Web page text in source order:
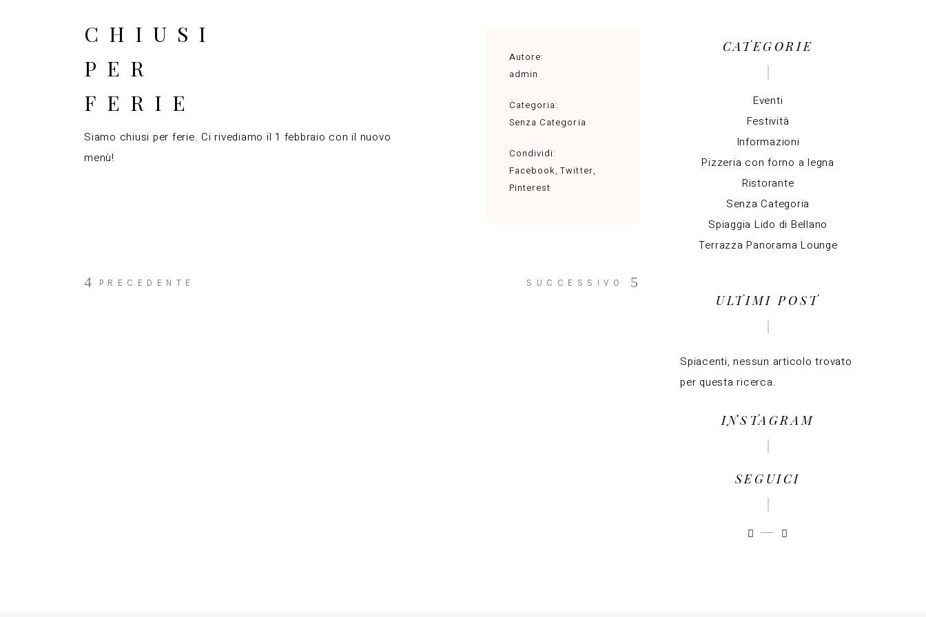
CHIUSI
PER
FERIE
Siamo chiusi per ferie. Ci rivediamo il 1 febbraio con il nuovo
menù!
Autore:
admin
Categoria:
Senza Categoria
Condividi:
Facebook Twitter
Pinterest
PRECEDENTE SUCCESSIVO
CATEGORIE
Eventi
Festività
Informazioni
Pizzeria con forno a legna
Ristorante
Senza Categoria
Spiaggia Lido di Bellano
Terrazza Panorama Lounge
ULTIMI POST
Spiacenti, nessun articolo trovato
per questa ricerca.
INSTAGRAM
SEGUICI